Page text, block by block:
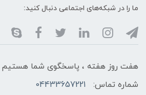
ما را در شبکه‌های اجتماعی دنبال کنید:
هفت روز هفته ، پاسخگوی شما هستیم
شماره تماس:
04433657221